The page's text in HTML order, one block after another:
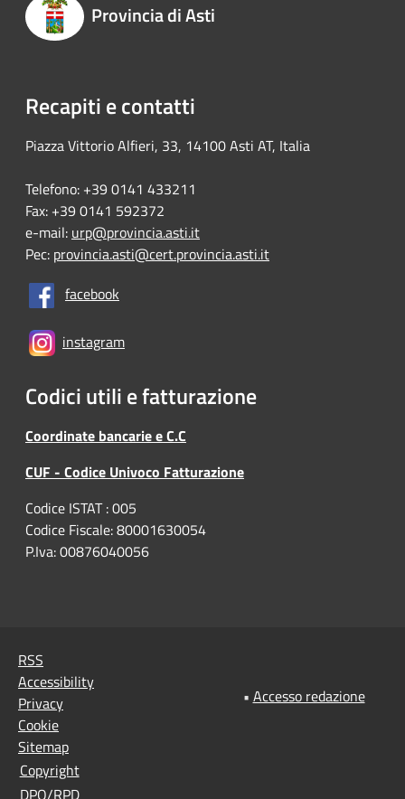
Provincia di Asti
Recapiti e contatti
Piazza Vittorio Alfieri, 33, 14100 Asti AT, Italia
Telefono: +39 0141 433211
Fax: +39 0141 592372
e-mail: urp@provincia.asti.it
Pec: provincia.asti@cert.provincia.asti.it
facebook
instagram
Codici utili e fatturazione
Coordinate bancarie e C.C
CUF - Codice Univoco Fatturazione
Codice ISTAT : 005
Codice Fiscale: 80001630054
P.Iva: 00876040056
RSS
Accessibility
Privacy
Cookie
Sitemap
Copyright
DPO/RPD
• Accesso redazione